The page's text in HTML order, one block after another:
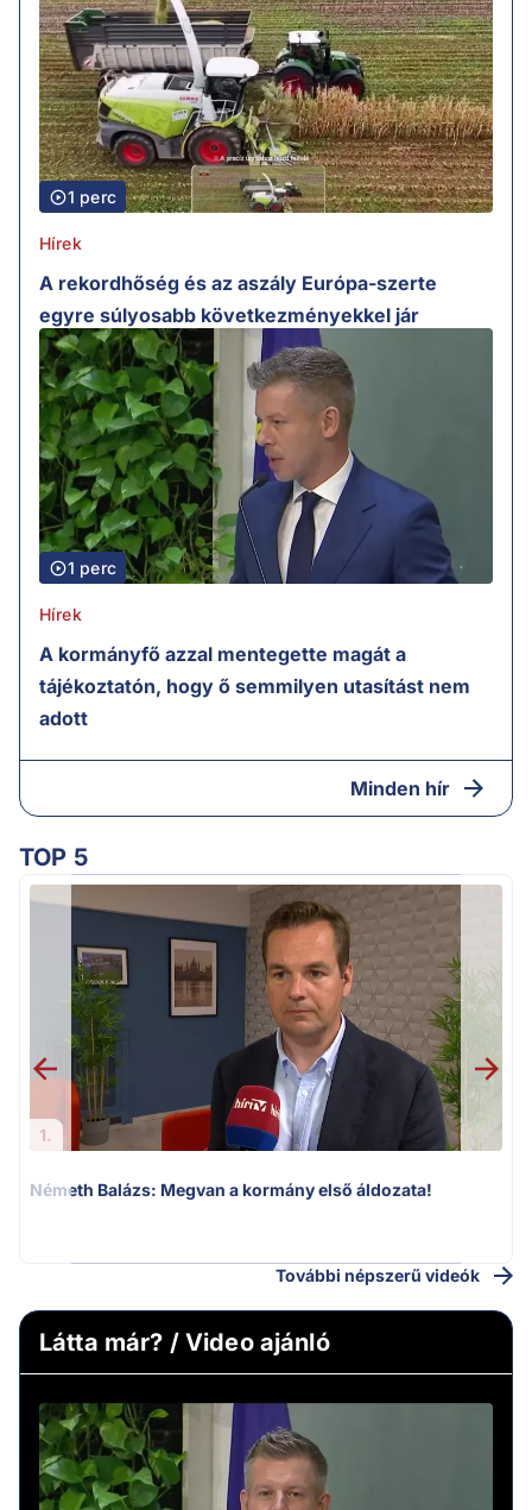
1 perc
Hírek
A rekordhőség és az aszály Európa-szerte
egyre súlyosabb következményekkel jár
1 perc
Hírek
A kormányfő azzal mentegette magát a
tájékoztatón, hogy ő semmilyen utasítást nem
adott
Minden hír
TOP 5
1.
Németh Balázs: Megvan a kormány első áldozata!
További népszerű videók
Látta már? / Video ajánló